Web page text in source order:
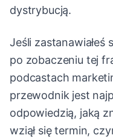
dystrybucją.
Jeśli zastanawiałeś
po zobaczeniu tej
podcastach
przewodnik jest
odpowiedzią, jaką
wziął się termin,